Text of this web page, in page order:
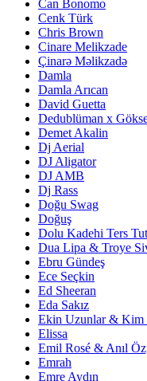
Can Bonomo
Cenk Türk
Chris Brown
Cinare Melikzade
Çinarə Məlikzadə
Damla
Damla Arıcan
David Guetta
Dedublüman x
Demet Akalin
Dj Aerial
DJ Aligator
DJ AMB
Dj Rass
Doğu Swag
Doğuş
Dolu Kadehi Ters
Dua Lipa & Troye
Ebru Gündeş
Ece Seçkin
Ed Sheeran
Eda Sakız
Ekin Uzunlar & Kim
Elissa
Emil Rosé & Anıl
Emrah
Emre Aydın